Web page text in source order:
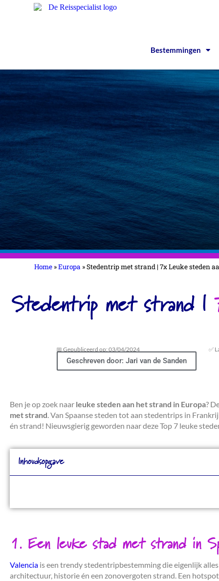
Bestemmingen
Home »Europa »Stedentrip met strand | 7x Leuke steden
Stedentrip met strand |
📅 Gepubliceerd op: 03/04/2024 ✅
Geschreven door: Jari van de Sanden
Ben je op zoek naar leuke steden aan het strand in Europa?
met strand. Van Spaanse steden tot aan stedentrips in
én strand! Nieuwsgierig geworden naar deze Top 7 leuke
Inhoudsopgave
1. Een leuke stad met strand in
Valencia is een trendy stedentripbestemming die eigenlijk
architectuur, historie én een zonovergoten strand. Een